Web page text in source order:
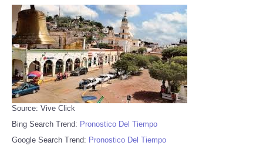
Source: Vive Click
Bing Search Trend: Pronostico Del Tiempo
Google Search Trend: Pronostico Del Tiempo